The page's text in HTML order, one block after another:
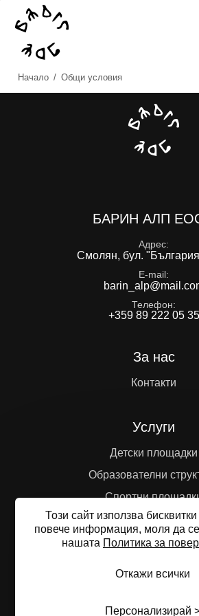
Начало / Общи условия
За нас
Контакти
Услуги
Детски площадки
Образователни
Спортни
Туристическа
БАРИН АЛП
Адрес
Смолян, бул.
E-mail
Телефон
+359 89 222 05 35
Политика за
Този сайт използва
повече информация, моля да се
нашaтa Политика за
Откажи всички
Персонализирай